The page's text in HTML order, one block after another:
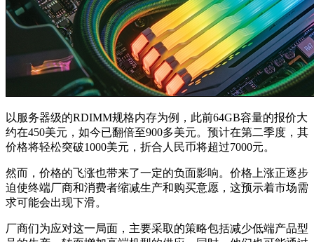
以服务器级的RDIMM规格内存为例，此前64GB容量的报价大
约在450美元，如今已翻倍至900多美元。预计在第二季度，其
价格将轻松突破1000美元，折合人民币将超过7000元。
然而，价格的飞涨也带来了一定的负面影响。价格上涨正逐步
迫使终端厂商和消费者缩减生产和购买意愿，这预示着市场需
求可能会出现下滑。
厂商们为应对这一局面，主要采取的策略包括减少低端产品型